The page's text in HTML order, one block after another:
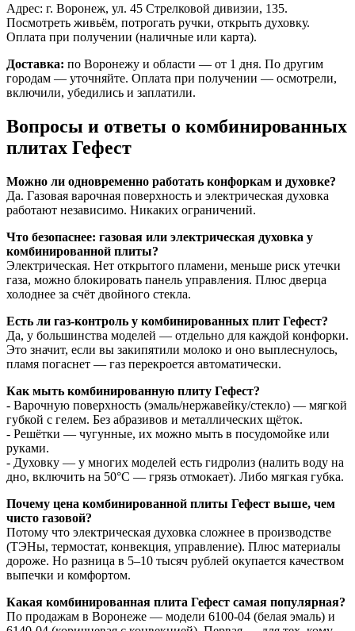
Адрес: г. Воронеж, ул. 45 Стрелковой дивизии, 135.
Посмотреть живьём, потрогать ручки, открыть духовку.
Оплата при получении (наличные или карта).
Доставка: по Воронежу и области — от 1 дня. По другим
городам — уточняйте. Оплата при получении — осмотрели,
включили, убедились и заплатили.
Вопросы и ответы о комбинированных
плитах Гефест
Можно ли одновременно работать конфоркам и духовке?
Да. Газовая варочная поверхность и электрическая духовка
работают независимо. Никаких ограничений.
Что безопаснее: газовая или электрическая духовка у
комбинированной плиты?
Электрическая. Нет открытого пламени, меньше риск утечки
газа, можно блокировать панель управления. Плюс дверца
холоднее за счёт двойного стекла.
Есть ли газ-контроль у комбинированных плит Гефест?
Да, у большинства моделей — отдельно для каждой конфорки.
Это значит, если вы закипятили молоко и оно выплеснулось,
пламя погаснет — газ перекроется автоматически.
Как мыть комбинированную плиту Гефест?
- Варочную поверхность (эмаль/нержавейку/стекло) — мягкой
губкой с гелем. Без абразивов и металлических щёток.
- Решётки — чугунные, их можно мыть в посудомойке или
руками.
- Духовку — у многих моделей есть гидролиз (налить воду на
дно, включить на 50°C — грязь отмокает). Либо мягкая губка.
Почему цена комбинированной плиты Гефест выше, чем
чисто газовой?
Потому что электрическая духовка сложнее в производстве
(ТЭНы, термостат, конвекция, управление). Плюс материалы
дороже. Но разница в 5–10 тысяч рублей окупается качеством
выпечки и комфортом.
Какая комбинированная плита Гефест самая популярная?
По продажам в Воронеже — модели 6100-04 (белая эмаль) и